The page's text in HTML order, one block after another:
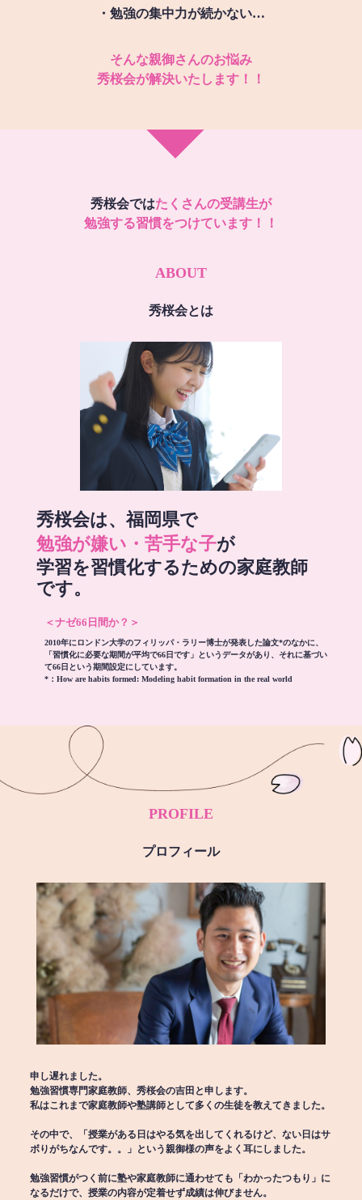
・勉強の集中力が続かない…
そんな親御さんのお悩み
秀桜会が解決いたします！！
秀桜会ではたくさんの受講生が
勉強する習慣をつけています！！
ABOUT
秀桜会とは
秀桜会は、福岡県で
勉強が嫌い・苦手な子が
学習を習慣化するための家庭教師
です。
＜ナゼ66日間か？＞
2010年にロンドン大学のフィリッパ・ラリー博士が発表した論文*のなかに、
「習慣化に必要な期間が平均で66日です」というデータがあり、それに基づい
て66日という期間設定にしています。
*： How are habits formed: Modeling habit formation in the real world
PROFILE
プロフィール
申し遅れました。
勉強習慣専門家庭教師、秀桜会の吉田と申します。
私はこれまで家庭教師や塾講師として多くの生徒を教えてきました。
その中で、「授業がある日はやる気を出してくれるけど、ない日はサ
ボりがちなんです。。」という親御様の声をよく耳にしました。
勉強習慣がつく前に塾や家庭教師に通わせても「わかったつもり」に
なるだけで、授業の内容が定着せず成績は伸びません。